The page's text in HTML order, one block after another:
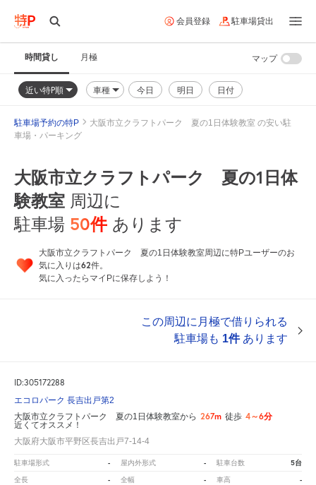
会員登録 駐車場貸出
時間貸し 月極
近い特P順 車種 今日 明日 日付
マップ
駐車場予約の特P
大阪市立クラフトパーク 夏の1日体験教室 の安い駐
車場・パーキング
大阪市立クラフトパーク 夏の1日体
験教室 周辺に
駐車場 50件 あります
大阪市立クラフトパーク 夏の1日体験教室周辺に特Pユーザーのお
気に入りは62件。
気に入ったらマイPに保存しよう！
この周辺に月極で借りられる
駐車場も 1件あります
ID:305172288
エコロパーク 長吉出戸第2
大阪市立クラフトパーク 夏の1日体験教室から 267m 徒歩 4～6分
近くてオススメ！
大阪府大阪市平野区長吉出戸7-14-4
駐車場形式 - 屋内外形式 - 駐車台数 5台
全長 - 全幅 - 車高 -